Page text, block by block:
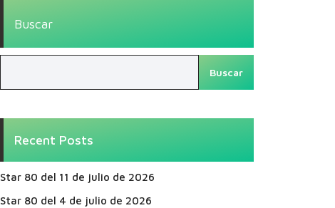
Buscar
Buscar
Recent Posts
Star 80 del 11 de julio de 2026
Star 80 del 4 de julio de 2026